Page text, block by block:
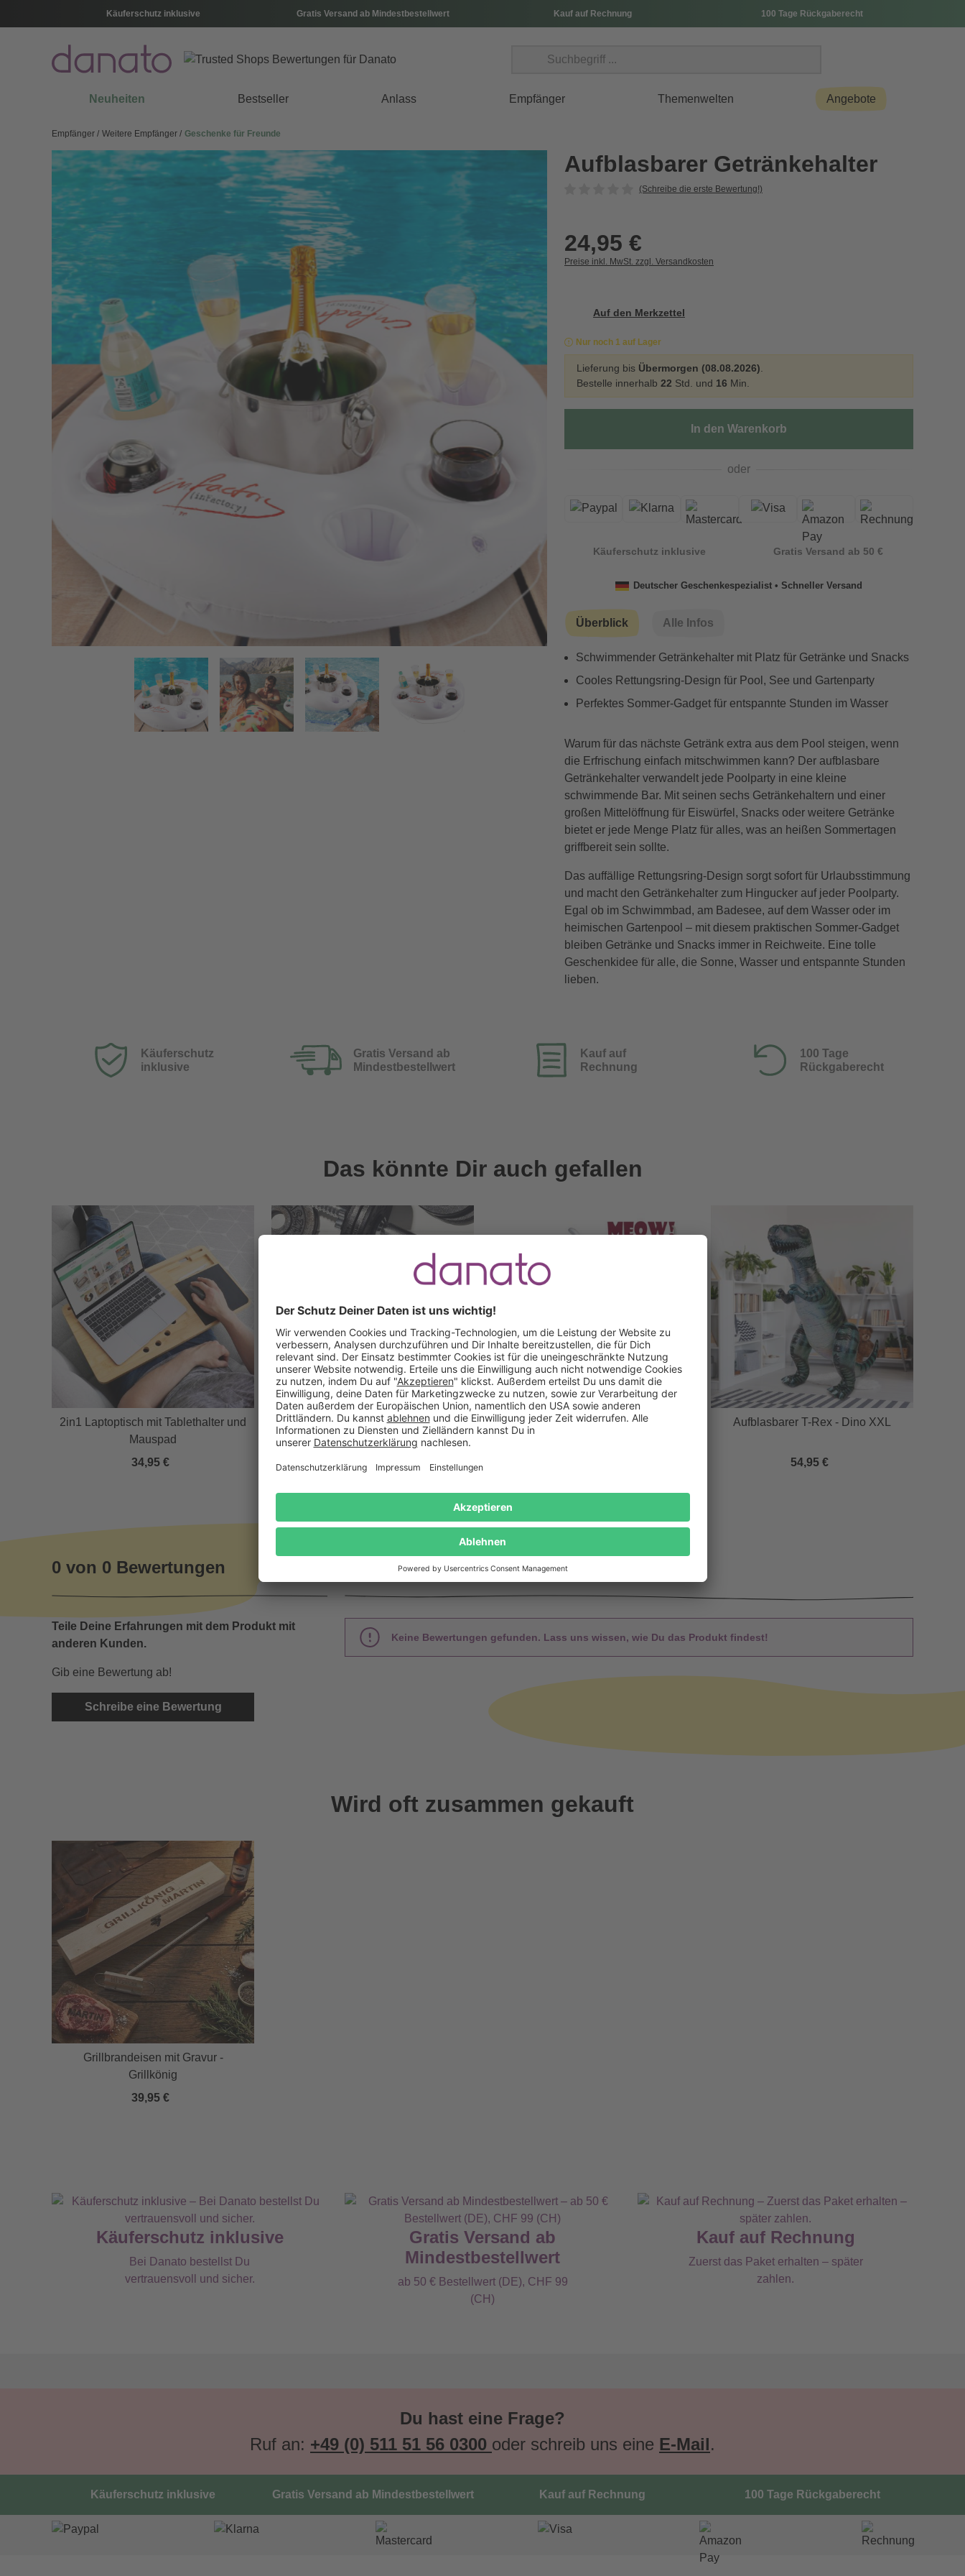
Käuferschutz inklusive Gratis Versand ab Mindestbestellwert Kauf auf Rechnung 100 Tage Rückgaberecht
Neuheiten Bestseller Anlass Empfänger Themenwelten Angebote
Empfänger Weitere Empfänger Geschenke für Freunde
Aufblasbarer Getränkehalter
(Schreibe die erste Bewertung!)
24,95 €
Preise inkl. MwSt. zzgl. Versandkosten
Auf den Merkzettel
Nur noch 1 auf Lager
Lieferung bis Übermorgen (08.08.2026)
Bestelle innerhalb 22 Std. und 16 Min.
In den Warenkorb
oder
Käuferschutz inklusive Gratis Versand ab 50 €
Deutscher Geschenkespezialist • Schneller Versand
Überblick Alle Infos
Schwimmender Getränkehalter mit Platz für Getränke und Snacks
Cooles Rettungsring-Design für Pool, See und Gartenparty
Perfektes Sommer-Gadget für entspannte Stunden im Wasser
Warum für das nächste Getränk extra aus dem Pool steigen, wenn
die Erfrischung einfach mitschwimmen kann? Der aufblasbare
Getränkehalter verwandelt jede Poolparty in eine kleine
schwimmende Bar. Mit seinen sechs Getränkehaltern und einer
großen Mittelöffnung für Eiswürfel, Snacks oder weitere Getränke
bietet er jede Menge Platz für alles, was an heißen Sommertagen
griffbereit sein sollte.
Das auffällige Rettungsring-Design sorgt sofort für Urlaubsstimmung
und macht den Getränkehalter zum Hingucker auf jeder Poolparty.
Egal ob im Schwimmbad, am Badesee, auf dem Wasser oder im
heimischen Gartenpool – mit diesem praktischen Sommer-Gadget
bleiben Getränke und Snacks immer in Reichweite. Eine tolle
Geschenkidee für alle, die Sonne, Wasser und entspannte Stunden
lieben.
Käuferschutz
inklusive
Gratis Versand ab
Mindestbestellwert
Kauf auf
Rechnung
100 Tage
Rückgaberecht
Das könnte Dir auch gefallen
2in1 Laptoptisch mit Tablethalter und
Mauspad
34,95 €
3in1 Kabelloses Springseil mit Zähler
und Stoppuhr
34,95 €
Anspitzer - Katze Aufblasbarer T-Rex - Dino XXL
54,95 €
0 von 0 Bewertungen
Teile Deine Erfahrungen mit dem Produkt mit
anderen Kunden.
Gib eine Bewertung ab!
Schreibe eine Bewertung
Das sagen unsere Kunden
Keine Bewertungen gefunden. Lass uns wissen, wie Du das Produkt findest!
Wird oft zusammen gekauft
Grillbrandeisen mit Gravur -
Grillkönig
39,95 €
Käuferschutz inklusive
Bei Danato bestellst Du
vertrauensvoll und sicher.
Gratis Versand ab
Mindestbestellwert
ab 50 € Bestellwert (DE), CHF 99
(CH)
Kauf auf Rechnung
Zuerst das Paket erhalten – später
zahlen.
Du hast eine Frage?
Ruf an: +49 (0) 511 51 56 0300 oder schreib uns eine E-Mail.
Käuferschutz inklusive Gratis Versand ab Mindestbestellwert Kauf auf Rechnung 100 Tage Rückgaberecht